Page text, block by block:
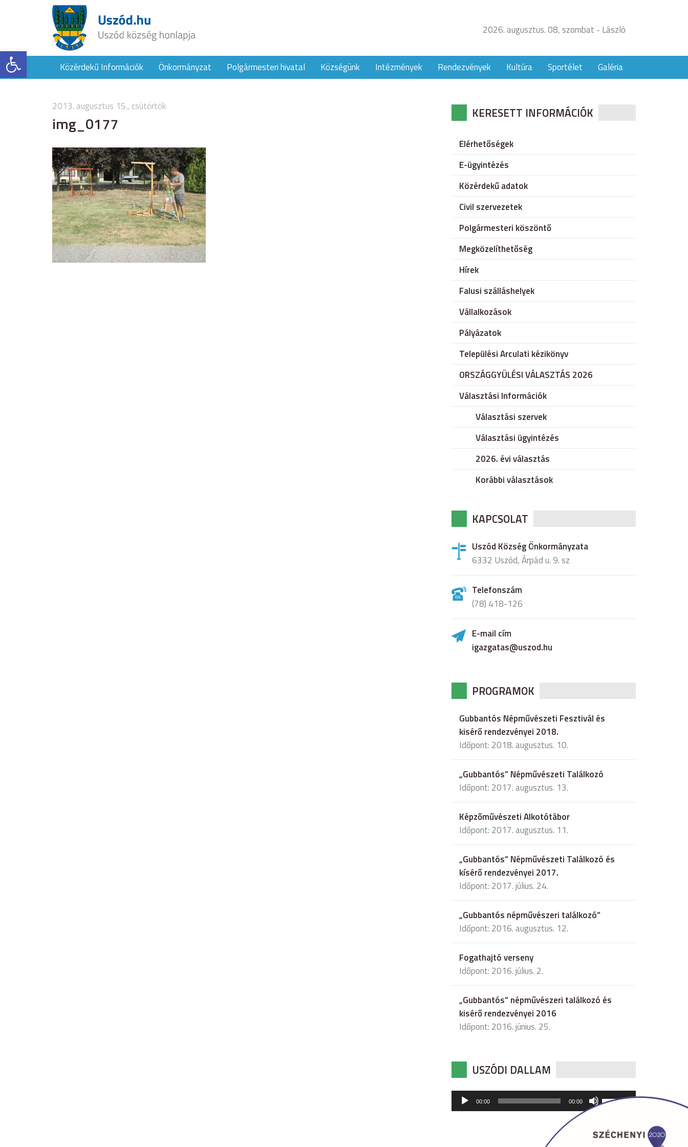
Eszköztár megnyitása
2026. augusztus. 08, szombat - László
Közérdekű Információk Önkormányzat Polgármesteri hivatal Községünk Intézmények Rendezvények Kultúra Sportélet Galéria
2013. augusztus 15., csütörtök
img_0177 KERESETT INFORMÁCIÓK
Elérhetőségek
E-ügyintézés
Közérdekű adatok
Civil szervezetek
Polgármesteri köszöntő
Megközelíthetőség
Hírek
Falusi szálláshelyek
Vállalkozások
Pályázatok
Települési Arculati kézikönyv
ORSZÁGGYÜLÉSI VÁLASZTÁS 2026
Választási Információk
Választási szervek
Választási ügyintézés
2026. évi választás
Korábbi választások
KAPCSOLAT
Uszód Község Önkormányzata
6332 Uszód, Árpád u. 9. sz
Telefonszám
(78) 418-126
E-mail cím
igazgatas@uszod.hu
PROGRAMOK
Gubbantós Népművészeti Fesztivál és
kisérő rendezvényei 2018.
Időpont: 2018. augusztus. 10.
„Gubbantós” Népművészeti Találkozó
Időpont: 2017. augusztus. 13.
Képzőművészeti Alkotótábor
Időpont: 2017. augusztus. 11.
„Gubbantós” Népművészeti Találkozó és
kísérő rendezvényei 2017.
Időpont: 2017. július. 24.
„Gubbantós népművészeri találkozó”
Időpont: 2016. augusztus. 12.
Fogathajtó verseny
Időpont: 2016. július. 2.
„Gubbantós” népművészeri találkozó és
kisérő rendezvényei 2016
Időpont: 2016. június. 25.
USZÓDI DALLAM
Audió
lejátszó
00:00 00:00
hangerő
csökkentéséhez